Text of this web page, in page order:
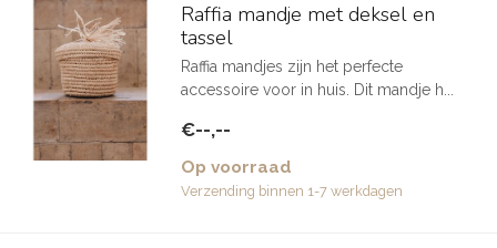
Raffia mandje met deksel en
tassel
Raffia mandjes zijn het perfecte
accessoire voor in huis. Dit mandje h...
€--,--
Op voorraad
Verzending binnen 1-7 werkdagen